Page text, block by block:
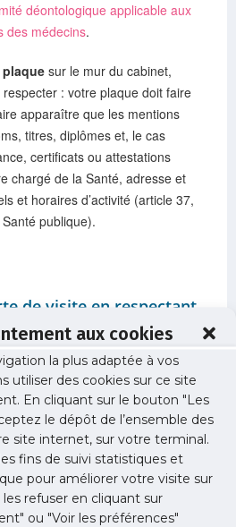
aux cookies
la plus adaptée à vos
utiliser des cookies sur ce site
En cliquant sur le bouton "Les
le dépôt de l’ensemble des
site internet, sur votre terminal.
fins de suivi statistiques et
pour améliorer votre visite sur
refuser en cliquant sur
ou "Voir les préférences"
déontologique applicable aux
des médecins.
sur le mur du cabinet,
: votre plaque doit faire
apparaître que les mentions
titres, diplômes et, le cas
certificats ou attestations
chargé de la Santé, adresse et
et horaires d’activité (article 37,
publique).
de visite en respectant
exclusivementréservées aux
êtes déjà en contact et aux
papiers à en-tête ne peuvent
que celles gravées sur votre